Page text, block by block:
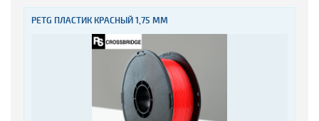
PETG ПЛАСТИК КРАСНЫЙ 1,75 ММ